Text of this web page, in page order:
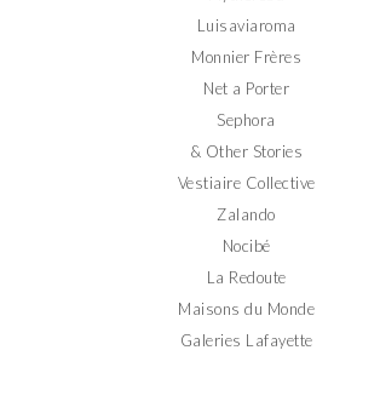
Luisaviaroma
Monnier Frères
Net a Porter
Sephora
& Other Stories
Vestiaire Collective
Zalando
Nocibé
La Redoute
Maisons du Monde
Galeries Lafayette